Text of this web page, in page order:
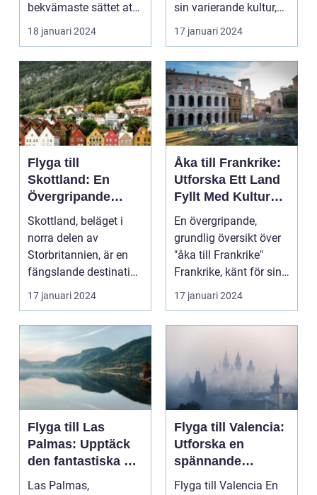
bekvämaste sättet att
resa till England från
ol...
18 januari 2024
sin varierande kultur,
vackra stränder...
17 januari 2024
Flyga till
Skottland: En
Övergripande
Översikt
Skottland, beläget i
norra delen av
Storbritannien, är en
fängslande destination
för turister världe...
17 januari 2024
Åka till Frankrike:
Utforska Ett Land
Fyllt Med Kultur
och Skönhet
En övergripande,
grundlig översikt över
"åka till Frankrike"
Frankrike, känt för sin
rika historia,...
17 januari 2024
Flyga till Las
Palmas: Upptäck
den fantastiska ön
Gran Canaria
Las Palmas,
Flyga till Valencia:
Utforska en
spännande
destination
Flyga till Valencia En